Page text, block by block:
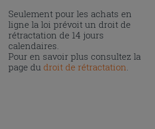
Seulement pour les achats en
ligne la loi prévoit un droit de
rétractation de 14 jours
calendaires.
Pour en savoir plus consultez la
page dudroit de rétractation